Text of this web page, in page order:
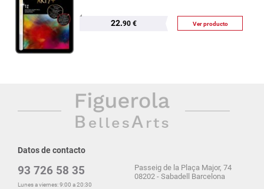
22.90 € Ver producto
Datos de contacto
93 726 58 35
Lunes a viernes: 9:00 a 20:30
Passeig de la Plaça Major, 74
08202 - Sabadell Barcelona